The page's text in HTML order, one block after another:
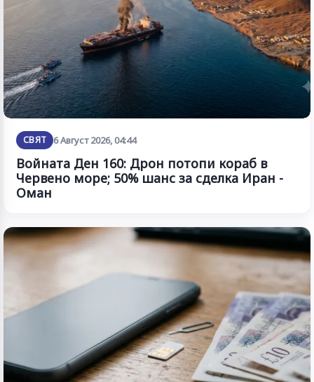
СВЯТ 6 Август 2026, 04:44
Войната Ден 160: Дрон потопи кораб в
Червено море; 50% шанс за сделка Иран -
Оман